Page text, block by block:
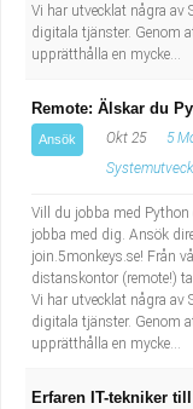
Vi har utvecklat några av
digitala tjänster. Genom
upprätthålla en mycke...
Remote: Älskar du
Ansök Okt 25
5
Vill du jobba med Python
jobba med dig. Ansök
join.5monkeys.se! Från
distanskontor (remote!)
Vi har utvecklat några av
digitala tjänster. Genom
upprätthålla en mycke...
Erfaren IT-tekniker